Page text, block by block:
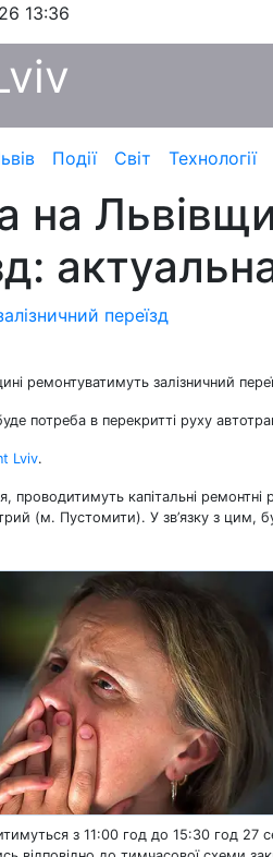
13:36
Події Світ Технології
на
переїзд
ремонтуватимуть залізничний
потреба в перекритті руху
Lviv.
проводитимуть капітальні
(м. Пустомити). У зв’язку з цим,
з 11:00 год до 15:30 год 27